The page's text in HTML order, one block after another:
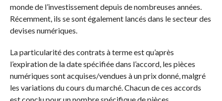
monde de l’investissement depuis de nombreuses années.
Récemment, ils se sont également lancés dans le secteur des
devises numériques.
La particularité des contrats à terme est qu’après
l’expiration de la date spécifiée dans l’accord, les pièces
numériques sont acquises/vendues à un prix donné, malgré
les variations du cours du marché. Chacun de ces accords